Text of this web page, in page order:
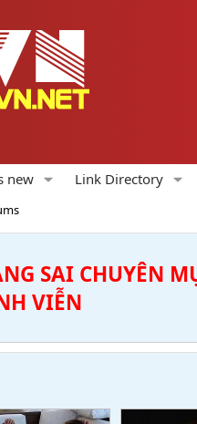
new Link Directory
SAI CHUYÊN
VIỄN